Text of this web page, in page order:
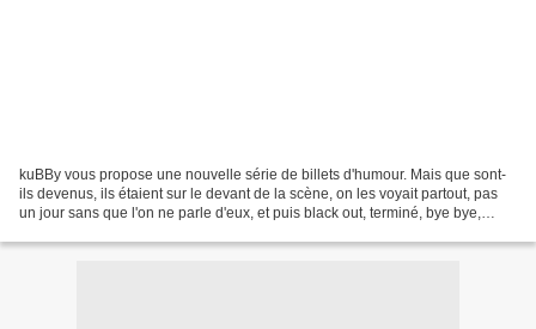
kuBBy vous propose une nouvelle série de billets d'humour. Mais que sont-
ils devenus, ils étaient sur le devant de la scène, on les voyait partout, pas
un jour sans que l'on ne parle d'eux, et puis black out, terminé, bye bye,